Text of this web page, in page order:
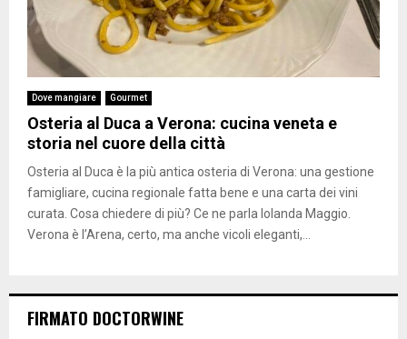
Dove mangiare Gourmet
Osteria al Duca a Verona: cucina veneta e
storia nel cuore della città
Osteria al Duca è la più antica osteria di Verona: una gestione
famigliare, cucina regionale fatta bene e una carta dei vini
curata. Cosa chiedere di più? Ce ne parla Iolanda Maggio.
Verona è l’Arena, certo, ma anche vicoli eleganti,...
FIRMATO DOCTORWINE